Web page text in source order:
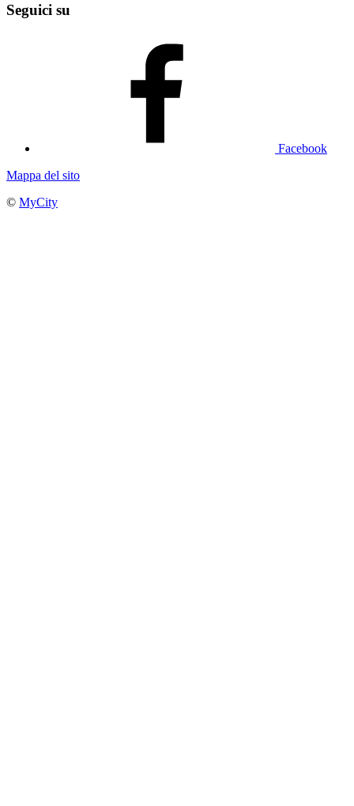
Seguici su
Facebook
Mappa del sito
© MyCity